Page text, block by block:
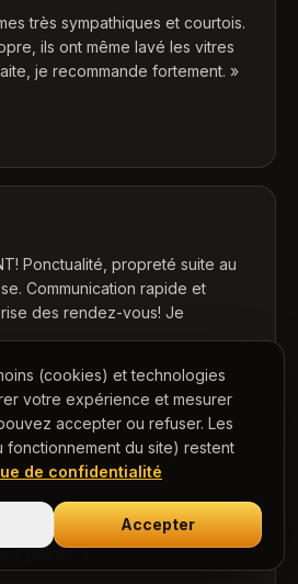
très sympathiques et courtois.
ils ont même lavé les vitres
je recommande fortement. »
Ponctualité, propreté suite au
Communication rapide et
des rendez-vous! Je
prix, compétents, service
claires.»
(cookies) et technologies
votre expérience et mesurer
accepter ou refuser. Les
fonctionnement du site) restent
de confidentialité
Accepter